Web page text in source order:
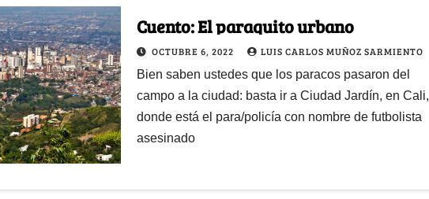
Cuento: El paraquito urbano
OCTUBRE 6, 2022 LUIS CARLOS MUÑOZ SARMIENTO
Bien saben ustedes que los paracos pasaron del
campo a la ciudad: basta ir a Ciudad Jardín, en Cali,
donde está el para/policía con nombre de futbolista
asesinado